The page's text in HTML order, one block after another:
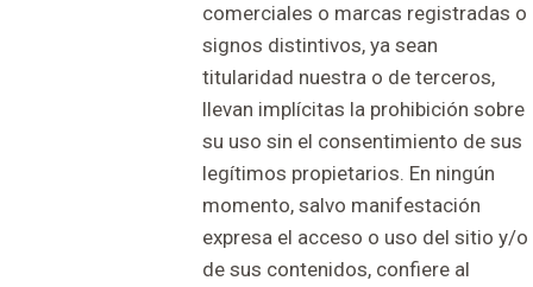
comerciales o marcas registradas o
signos distintivos, ya sean
titularidad nuestra o de terceros,
llevan implícitas la prohibición sobre
su uso sin el consentimiento de sus
legítimos propietarios. En ningún
momento, salvo manifestación
expresa el acceso o uso del sitio y/o
de sus contenidos, confiere al